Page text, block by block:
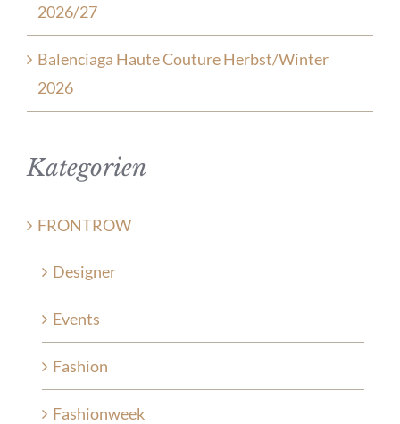
2026/27
Balenciaga Haute Couture Herbst/Winter
2026
Kategorien
FRONTROW
Designer
Events
Fashion
Fashionweek